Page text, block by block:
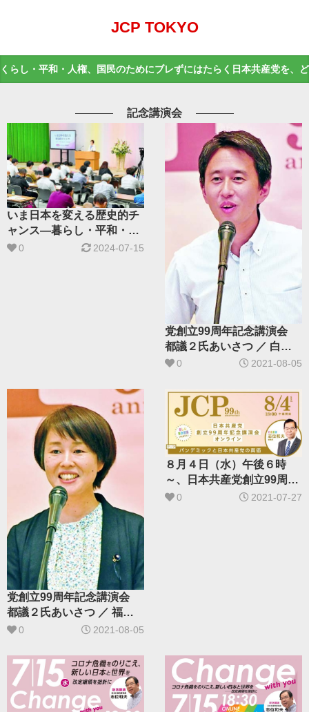
JCP TOKYO
くらし・平和・人権、国民のためにブレずにはたらく日本共産党を、
記念講演会
いま日本を変える歴史的チ
ャンス―暮らし・平和・人
権、そして未来社会
0 2024-07-15
党創立99周年記念講演会
都議２氏あいさつ ／ 白石
たみおさん（品川区選出）
0 2021-08-05
党創立99周年記念講演会
都議２氏あいさつ ／ 福手
ゆう子さん（文京区選出）
0 2021-08-05
８月４日（水）午後６時
～、日本共産党創立99周年
オンライン記念講演会／パ
0 2021-07-27